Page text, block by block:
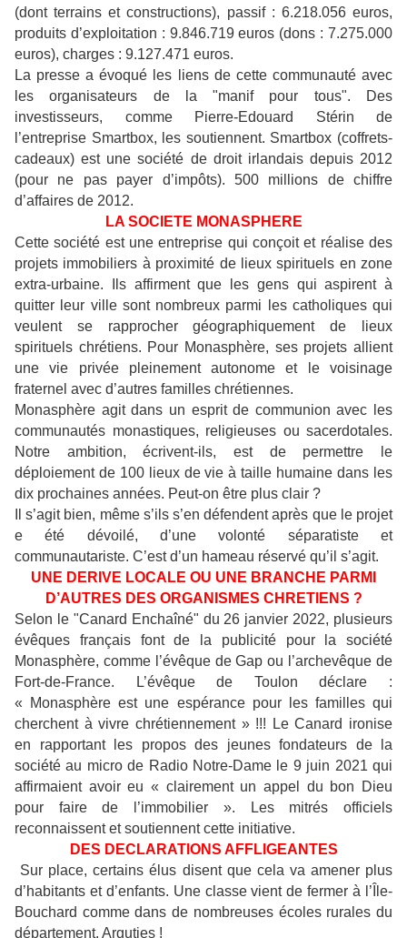
(dont terrains et constructions), passif : 6.218.056 euros,
produits d’exploitation : 9.846.719 euros (dons : 7.275.000
euros), charges : 9.127.471 euros.
La presse a évoqué les liens de cette communauté avec
les organisateurs de la "manif pour tous". Des
investisseurs, comme Pierre-Edouard Stérin de
l’entreprise Smartbox, les soutiennent. Smartbox (coffrets-
cadeaux) est une société de droit irlandais depuis 2012
(pour ne pas payer d’impôts). 500 millions de chiffre
d’affaires de 2012.
LA SOCIETE MONASPHERE
Cette société est une entreprise qui conçoit et réalise des
projets immobiliers à proximité de lieux spirituels en zone
extra-urbaine. Ils affirment que les gens qui aspirent à
quitter leur ville sont nombreux parmi les catholiques qui
veulent se rapprocher géographiquement de lieux
spirituels chrétiens. Pour Monasphère, ses projets allient
une vie privée pleinement autonome et le voisinage
fraternel avec d’autres familles chrétiennes.
Monasphère agit dans un esprit de communion avec les
communautés monastiques, religieuses ou sacerdotales.
Notre ambition, écrivent-ils, est de permettre le
déploiement de 100 lieux de vie à taille humaine dans les
dix prochaines années. Peut-on être plus clair ?
Il s’agit bien, même s’ils s’en défendent après que le projet
e été dévoilé, d’une volonté séparatiste et
communautariste. C’est d’un hameau réservé qu’il s’agit.
UNE DERIVE LOCALE OU UNE BRANCHE PARMI
D’AUTRES DES ORGANISMES CHRETIENS ?
Selon le "Canard Enchaîné" du 26 janvier 2022, plusieurs
évêques français font de la publicité pour la société
Monasphère, comme l’évêque de Gap ou l’archevêque de
Fort-de-France. L’évêque de Toulon déclare :
« Monasphère est une espérance pour les familles qui
cherchent à vivre chrétiennement » !!! Le Canard ironise
en rapportant les propos des jeunes fondateurs de la
société au micro de Radio Notre-Dame le 9 juin 2021 qui
affirmaient avoir eu « clairement un appel du bon Dieu
pour faire de l’immobilier ». Les mitrés officiels
reconnaissent et soutiennent cette initiative.
DES DECLARATIONS AFFLIGEANTES
Sur place, certains élus disent que cela va amener plus
d’habitants et d’enfants. Une classe vient de fermer à l’Île-
Bouchard comme dans de nombreuses écoles rurales du
département. Arguties !